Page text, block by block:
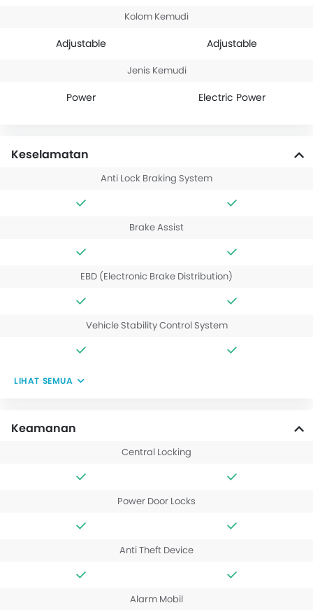
Kolom Kemudi
Adjustable Adjustable
Jenis Kemudi
Power Electric Power
Keselamatan
Anti Lock Braking System
Brake Assist
EBD (Electronic Brake Distribution)
Vehicle Stability Control System
LIHAT SEMUA
Keamanan
Central Locking
Power Door Locks
Anti Theft Device
Alarm Mobil